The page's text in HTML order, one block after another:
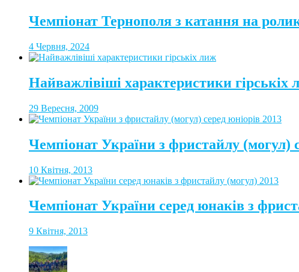
Чемпіонат Тернополя з катання на
4 Червня, 2024
Найважлівіші характеристики гірськіх
29 Вересня, 2009
Чемпіонат України з фристайлу (могул)
10 Квітня, 2013
Чемпіонат України серед юнаків з
9 Квітня, 2013